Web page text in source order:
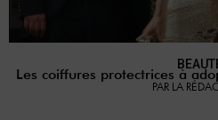
Les coiffures protectrices à
PAR LA